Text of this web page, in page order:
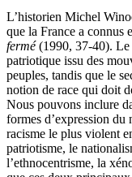
L’historien Michel
que la France a connus
fermé(1990, 37-40). Le
patriotique issu des
peuples, tandis que le
notion de race qui doit
Nous pouvons inclure
formes d’expression du
racisme le plus violent
patriotisme, le
l’ethnocentrisme, la